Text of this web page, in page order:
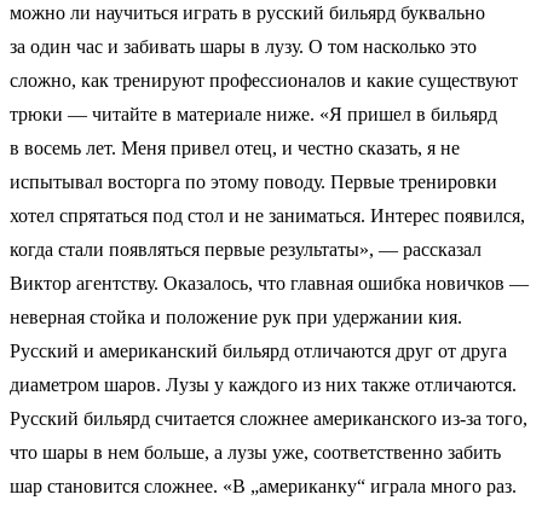
можно ли научиться играть в русский бильярд буквально
за один час и забивать шары в лузу. О том насколько это
сложно, как тренируют профессионалов и какие существуют
трюки — читайте в материале ниже. «Я пришел в бильярд
в восемь лет. Меня привел отец, и честно сказать, я не
испытывал восторга по этому поводу. Первые тренировки
хотел спрятаться под стол и не заниматься. Интерес появился,
когда стали появляться первые результаты», — рассказал
Виктор агентству. Оказалось, что главная ошибка новичков —
неверная стойка и положение рук при удержании кия.
Русский и американский бильярд отличаются друг от друга
диаметром шаров. Лузы у каждого из них также отличаются.
Русский бильярд считается сложнее американского из-за того,
что шары в нем больше, а лузы уже, соответственно забить
шар становится сложнее. «В „американку“ играла много раз.